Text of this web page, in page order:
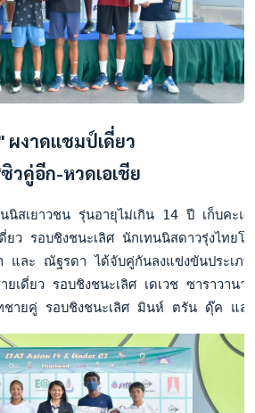
ผงาดแชมป์เดี่ยว
วคู่อีก-หวดเอเชีย
นิสเยาวชน รุ่นอายุไม่เกิน 14 ปี เก็บค
ยว รอบชิงชนะเลิศ นักเทนนิสดาวรุ่งไท
และ ณัฐรดา ได้จับคู่กันลงแข่งขันประเภ
ยเดี่ยว รอบชิงชนะเลิศ เดเวช ซาราวา
ายคู่ รอบชิงชนะเลิศ มินห์ ตรัน ดุ๊ค แล